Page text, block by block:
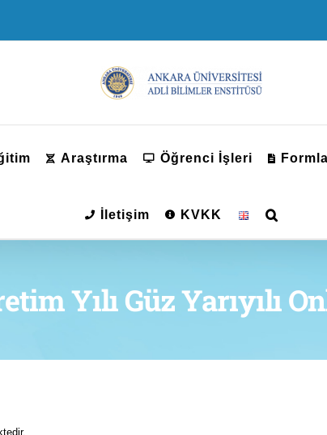
Araştırma Öğrenci İşleri
İletişim KVKK
Yılı Güz Yarıyılı